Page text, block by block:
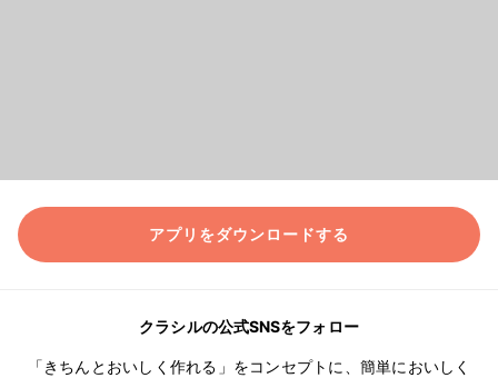
アプリをダウンロードする
クラシルの公式SNSをフォロー
「きちんとおいしく作れる」をコンセプトに、簡単においしく